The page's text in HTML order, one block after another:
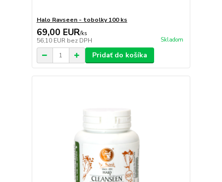
Halo Ravseen - tobolky 100 ks
69,00 EUR/ks
56,10 EUR bez DPH Skladom
Pridať do košíka